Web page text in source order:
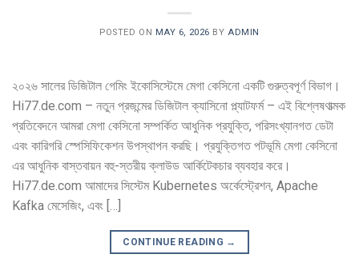
POSTED ON MAY 6, 2026 BYADMIN
২০২৬ সালের ডিজিটাল গেমিং ইকোসিস্টেমে মেগা কেসিনো একটি গুরুত্বপূর্ণ বিভাগ।
Hi77.de.com – নতুন প্রজন্মের ডিজিটাল ক্যাসিনো প্ল্যাটফর্ম – এই বিশ্লেষণাত্মক
প্রতিবেদনে আমরা মেগা কেসিনো সম্পর্কিত আধুনিক প্রযুক্তি, পরিসংখ্যানগত ডেটা
এবং কারিগরি স্পেসিফিকেশন উপস্থাপন করছি। প্রযুক্তিগত পটভূমি মেগা কেসিনো
এর আধুনিক বাস্তবায়ন বহু-স্তরীয় ক্লাউড আর্কিটেকচার ব্যবহার করে।
Hi77.de.com আমাদের সিস্টেম Kubernetes অর্কেস্ট্রেশন, Apache
Kafka মেসেজিং, এবং […]
CONTINUE READING →